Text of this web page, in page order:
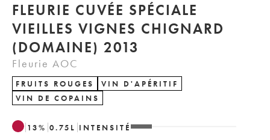
FLEURIE CUVÉE SPÉCIALE
VIEILLES VIGNES CHIGNARD
(DOMAINE) 2013
Fleurie AOC
FRUITS ROUGES
VIN D'APÉRITIF
VIN DE COPAINS
13% 0.75 L INTENSITÉ